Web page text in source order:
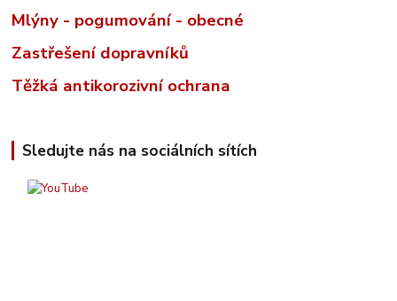
Mlýny - pogumování - obecné
Zastřešení dopravníků
Těžká antikorozivní ochrana
Sledujte nás na sociálních sítích